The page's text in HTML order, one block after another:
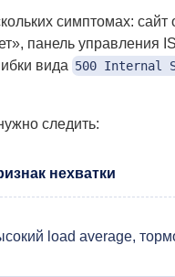
симптомах: сайт
панель управления
вида 500 Internal
следить:
нехватки
load average,